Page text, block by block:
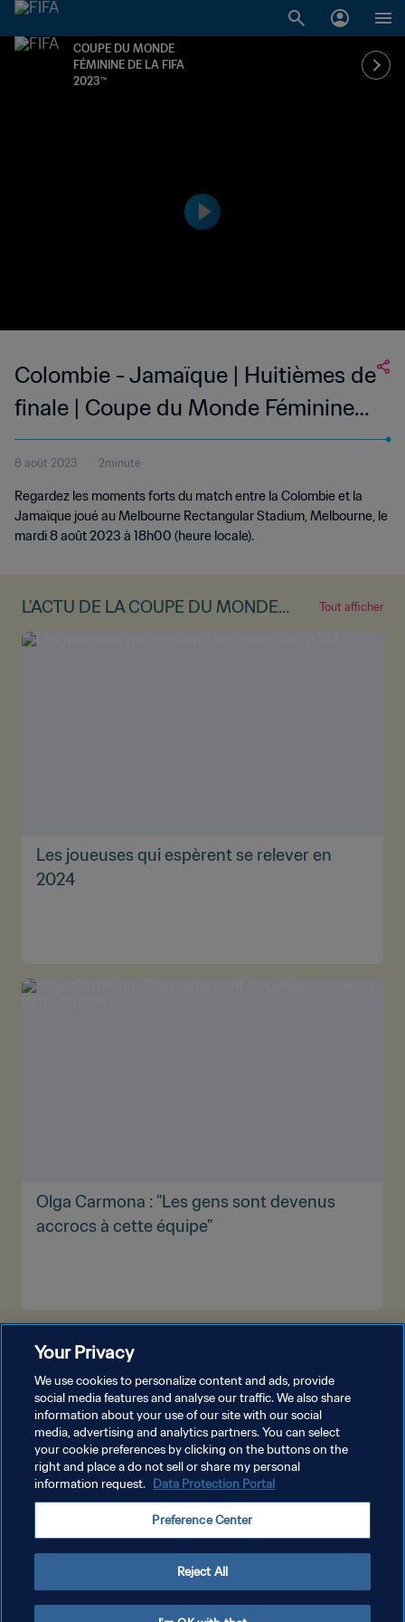
COUPE DU MONDE
FÉMININE DE LA FIFA
2023™
Colombie - Jamaïque | Huitièmes de
finale | Coupe du Monde Féminine
de la FIFA, Australie & Nouvelle-
Zélande 2023™ | Résumé vidéo
(Sans commentaires)
8 août 2023 2minute
Regardez les moments forts du match entre la Colombie et la
Jamaïque joué au Melbourne Rectangular Stadium, Melbourne, le
mardi 8 août 2023 à 18h00 (heure locale).
L'ACTU DE LA COUPE DU MONDE
FÉMININE DE LA FIFA™
Tout afficher
Les joueuses qui espèrent se relever en
2024
Olga Carmona : "Les gens sont devenus
accrocs à cette équipe"
POLITIQUE DE CONFIDENTIALITÉ
CONDITIONS D'UTILISATION
GÉRER VOS PRÉFÉRENCES SUR LES COOKIES
Copyright © 1994 - 2026 FIFA. Tous droits réservés.
Your Privacy
We use cookies to personalize content and ads, provide
social media features and analyse our traffic. We also share
information about your use of our site with our social
media, advertising and analytics partners. You can select
your cookie preferences by clicking on the buttons on the
right and place a do not sell or share my personal
information request. Data Protection Portal
Preference Center
Reject All